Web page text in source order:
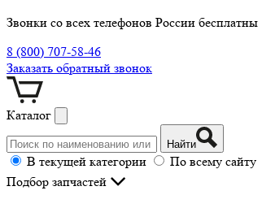
Звонки со всех телефонов России бесплатны
8 (800) 707-58-46
Заказать обратный звонок
Каталог
Найти
В текущей категории
По всему сайту
Подбор запчастей